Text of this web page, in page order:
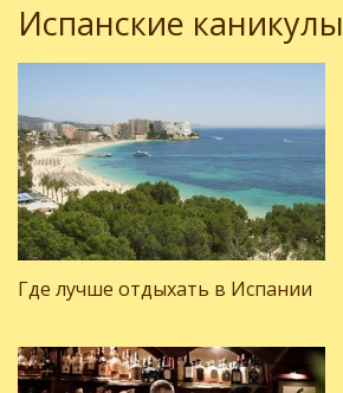
Испанские каникулы
Где лучше отдыхать в Испании